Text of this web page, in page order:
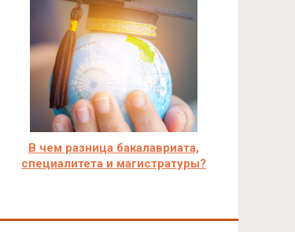
В чем разница бакалавриата,
специалитета и магистратуры?